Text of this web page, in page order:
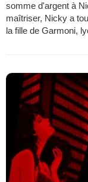
somme d'argent à
maîtriser, Nicky a
la fille de Garmoni,